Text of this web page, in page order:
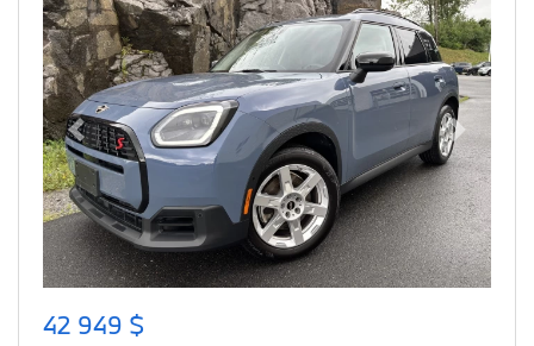
Previous Next
42 949 $